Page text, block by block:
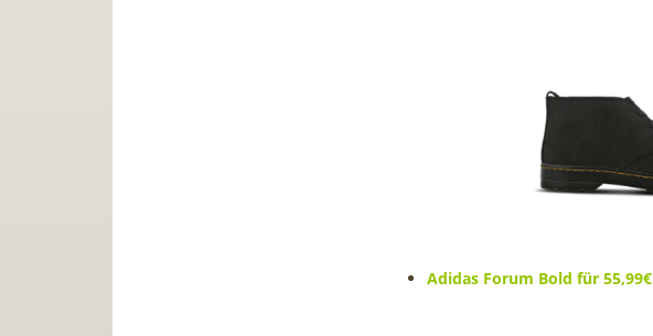
Adidas Forum Bold für 55,99€